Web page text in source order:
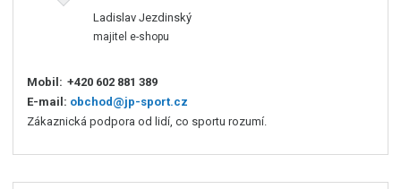
Ladislav Jezdinský
majitel e-shopu
Mobil: +420 602 881 389
E-mail: obchod@jp-sport.cz
Zákaznická podpora od lidí, co sportu rozumí.